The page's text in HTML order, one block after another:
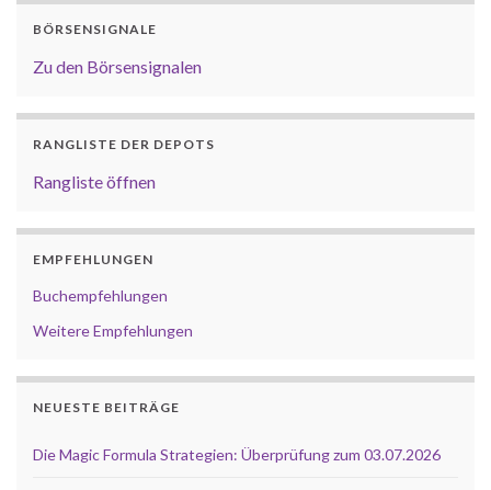
BÖRSENSIGNALE
Zu den Börsensignalen
RANGLISTE DER DEPOTS
Rangliste öffnen
EMPFEHLUNGEN
Buchempfehlungen
Weitere Empfehlungen
NEUESTE BEITRÄGE
Die Magic Formula Strategien: Überprüfung zum 03.07.2026